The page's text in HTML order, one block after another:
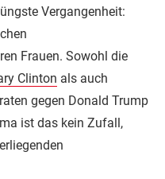
Vergangenheit:
Frauen. Sowohl die
Clinton als auch
gegen Donald Trump
ist das kein Zufall,